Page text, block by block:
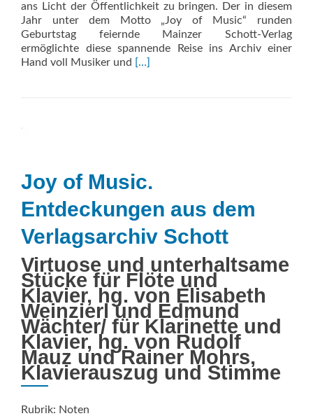
ans Licht der Öffentlichkeit zu bringen. Der in diesem
Jahr unter dem Motto „Joy of Music“ runden
Geburtstag feiernde Mainzer Schott-Verlag
ermöglichte diese spannende Reise ins Archiv einer
Hand voll Musiker und Read
[…]
Joy of Music.
Entdeckungen aus dem
Verlagsarchiv Schott
Virtuose und unterhaltsame
Stücke für Flöte und
Klavier, hg. von Elisabeth
Weinzierl und Edmund
Wächter/ für Klarinette und
Klavier, hg. von Rudolf
Mauz und Rainer Mohrs,
Klavierauszug und Stimme
Rubrik: Noten